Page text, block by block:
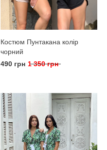
Костюм Пунтакана колір
чорний
490 грн 1 350 грн